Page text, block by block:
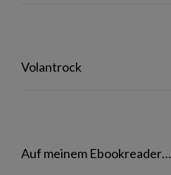
Volantrock
Auf meinem Ebookreader…